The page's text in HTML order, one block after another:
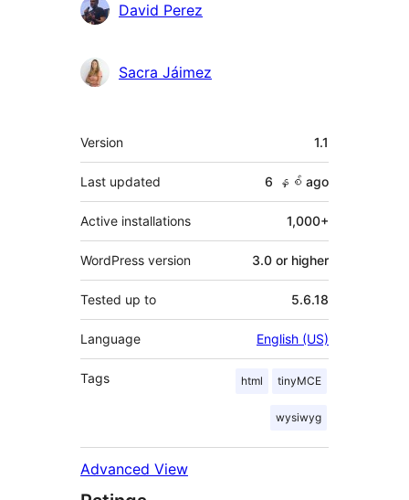
David Perez
Sacra Jáimez
Meta
Version 1.1
Last updated 6 နှစ် ago
Active installations 1,000+
WordPress version 3.0 or higher
Tested up to 5.6.18
Language English (US)
Tags html tinyMCE
wysiwyg
Advanced View